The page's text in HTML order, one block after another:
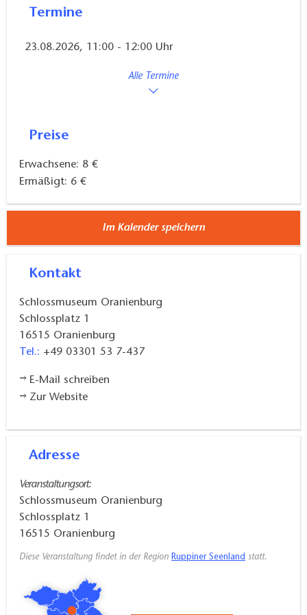
Termine
23.08.2026, 11:00 - 12:00 Uhr
Alle Termine
Preise
Erwachsene: 8 €
Ermäßigt: 6 €
Im Kalender speichern
Kontakt
Schlossmuseum Oranienburg
Schlossplatz 1
16515 Oranienburg
Tel.: +49 03301 53 7-437
E-Mail schreiben
Zur Website
Adresse
Veranstaltungsort:
Schlossmuseum Oranienburg
Schlossplatz 1
16515 Oranienburg
Diese Veranstaltung findet in der Region Ruppiner Seenland statt.